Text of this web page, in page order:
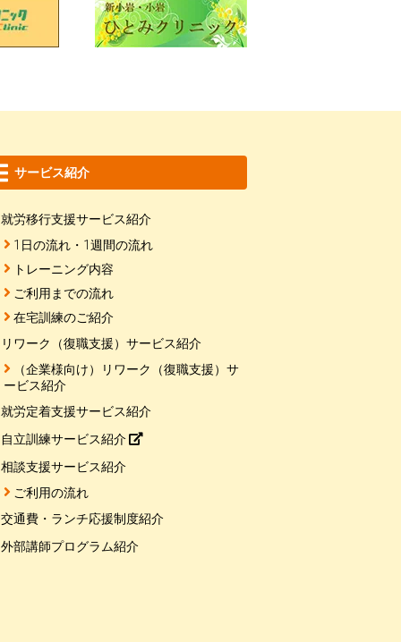
サービス紹介
就労移行支援サービス紹介
1日の流れ・1週間の流れ
トレーニング内容
ご利用までの流れ
在宅訓練のご紹介
リワーク（復職支援）サービス紹介
（企業様向け）リワーク（復職支援）サ
ービス紹介
就労定着支援サービス紹介
自立訓練サービス紹介
相談支援サービス紹介
ご利用の流れ
交通費・ランチ応援制度紹介
外部講師プログラム紹介